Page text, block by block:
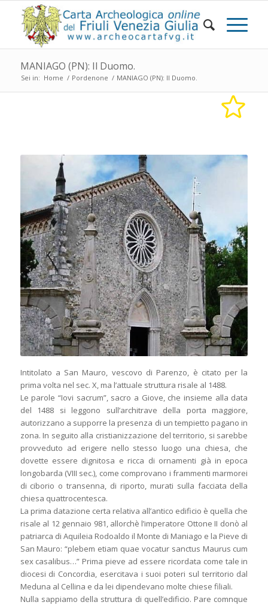
MANIAGO (PN): Il Duomo.
Sei in: Home / Pordenone / MANIAGO (PN): Il Duomo.
Intitolato a San Mauro, vescovo di Parenzo, è citato per la
prima volta nel sec. X, ma l’attuale struttura risale al 1488.
Le parole “Iovi sacrum”, sacro a Giove, che insieme alla data
del 1488 si leggono sull’architrave della porta maggiore,
autorizzano a supporre la presenza di un tempietto pagano in
zona. In seguito alla cristianizzazione del territorio, si sarebbe
provveduto ad erigere nello stesso luogo una chiesa, che
dovette essere dignitosa e ricca di ornamenti già in epoca
longobarda (VIII sec.), come comprovano i frammenti marmorei
di ciborio o transenna, di riporto, murati sulla facciata della
chiesa quattrocentesca.
La prima datazione certa relativa all’antico edificio è quella che
risale al 12 gennaio 981, allorchè l’imperatore Ottone II donò al
patriarca di Aquileia Rodoaldo il Monte di Maniago e la Pieve di
San Mauro: “plebem etiam quae vocatur sanctus Maurus cum
sex casalibus…” Prima pieve ad essere ricordata come tale in
diocesi di Concordia, esercitava i suoi poteri sul territorio dal
Meduna al Cellina e da lei dipendevano molte chiese filiali.
Nulla sappiamo della struttura di quell’edificio. Pare comnque